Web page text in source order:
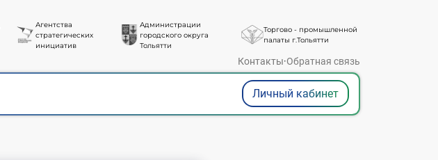
Агентства
стратегических
инициатив
Администрации
городского округа
Тольятти
Торгово - промышленной
палаты г.Тольятти
Контакты·Обратная связь
Личный кабинет